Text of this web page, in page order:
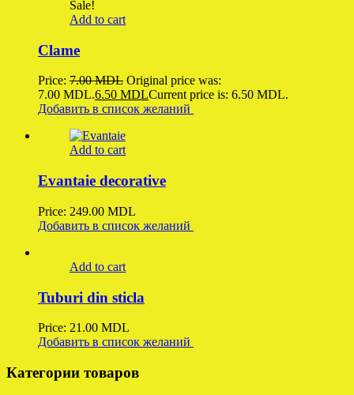
Sale!
Add to cart
Clame
Price: 7.00MDL Original price was:
7.00 MDL.6.50 MDLCurrent price is: 6.50 MDL.
Добавить в список желаний
Add to cart
Evantaie decorative
Price: 249.00 MDL
Добавить в список желаний
Add to cart
Tuburi din sticla
Price: 21.00 MDL
Добавить в список желаний
Категории товаров